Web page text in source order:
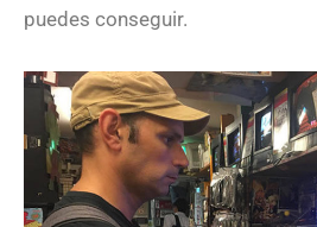
puedes conseguir.